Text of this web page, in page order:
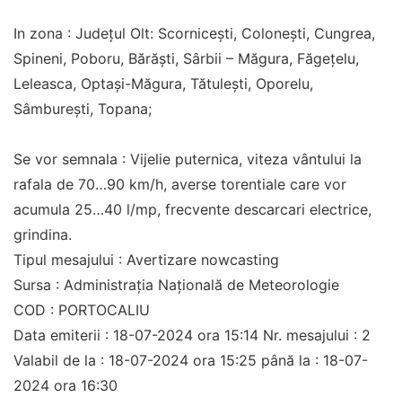
In zona : Județul Olt: Scornicești, Colonești, Cungrea,
Spineni, Poboru, Bărăști, Sârbii – Măgura, Făgețelu,
Leleasca, Optași-Măgura, Tătulești, Oporelu,
Sâmburești, Topana;
Se vor semnala : Vijelie puternica, viteza vântului la
rafala de 70…90 km/h, averse torentiale care vor
acumula 25…40 l/mp, frecvente descarcari electrice,
grindina.
Tipul mesajului : Avertizare nowcasting
Sursa : Administrația Națională de Meteorologie
COD : PORTOCALIU
Data emiterii : 18-07-2024 ora 15:14 Nr. mesajului : 2
Valabil de la : 18-07-2024 ora 15:25 până la : 18-07-
2024 ora 16:30